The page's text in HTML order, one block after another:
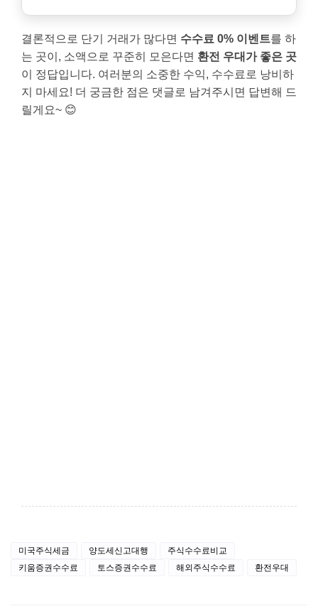
결론적으로 단기 거래가 많다면 수수료 0% 이벤트를 하
는 곳이, 소액으로 꾸준히 모은다면 환전 우대가 좋은 곳
이 정답입니다. 여러분의 소중한 수익, 수수료로 낭비하
지 마세요! 더 궁금한 점은 댓글로 남겨주시면 답변해 드
릴게요~ 😊
미국주식세금 양도세신고대행
주식수수료비교
키움증권수수료
토스증권수수료 해외주식수수료 환전우대